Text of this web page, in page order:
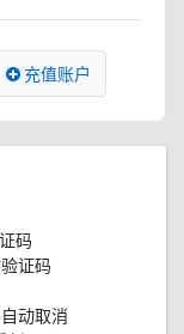
充值账户
码
证码
动取消